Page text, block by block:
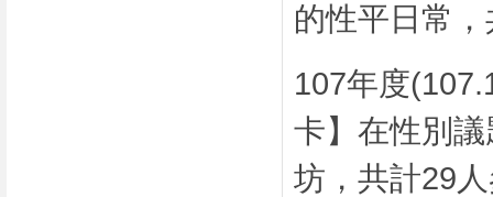
的性平日常
107年度
卡】在性別
坊，共計29